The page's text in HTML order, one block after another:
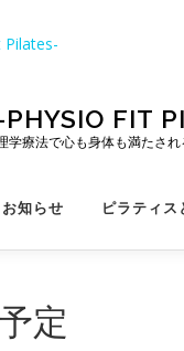
FIT
療法で心も身体も満たされ
お知らせ ピラティス
定